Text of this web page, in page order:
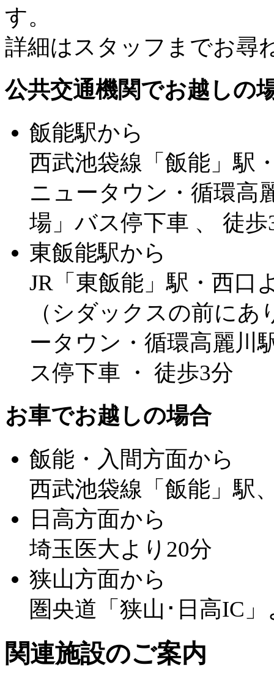
す。
詳細はスタッフまでお尋
公共交通機関でお越しの
飯能駅から
西武池袋線「飯能」駅
ニュータウン・循環高
場」バス停下車 、 徒歩
東飯能駅から
JR「東飯能」駅・西口
（シダックスの前に
ータウン・循環高麗川
ス停下車 ・ 徒歩3分
お車でお越しの場合
飯能・入間方面から
西武池袋線「飯能」駅
日高方面から
埼玉医大より20分
狭山方面から
圏央道「狭山･日高IC
関連施設のご案内